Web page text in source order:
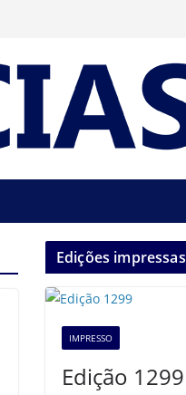
Edições impressas
IMPRESSO
Edição 1299